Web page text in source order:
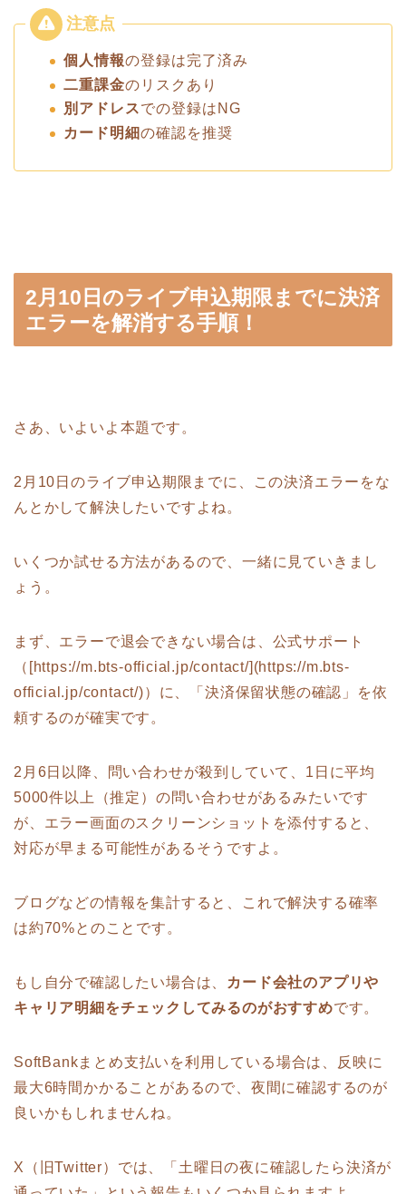
個人情報の登録は完了済み
二重課金のリスクあり
別アドレスでの登録はNG
カード明細の確認を推奨
2月10日のライブ申込期限までに決済
エラーを解消する手順！
さあ、いよいよ本題です。
2月10日のライブ申込期限までに、この決済エラーをな
んとかして解決したいですよね。
いくつか試せる方法があるので、一緒に見ていきまし
ょう。
まず、エラーで退会できない場合は、公式サポート
（[https://m.bts-official.jp/contact/](https://m.bts-
official.jp/contact/)）に、「決済保留状態の確認」を依
頼するのが確実です。
2月6日以降、問い合わせが殺到していて、1日に平均
5000件以上（推定）の問い合わせがあるみたいです
が、エラー画面のスクリーンショットを添付すると、
対応が早まる可能性があるそうですよ。
ブログなどの情報を集計すると、これで解決する確率
は約70%とのことです。
もし自分で確認したい場合は、 カード会社のアプリや
キャリア明細をチェックしてみるのがおすすめです。
SoftBankまとめ支払いを利用している場合は、反映に
最大6時間かかることがあるので、夜間に確認するのが
良いかもしれませんね。
X（旧Twitter）では、「土曜日の夜に確認したら決済が